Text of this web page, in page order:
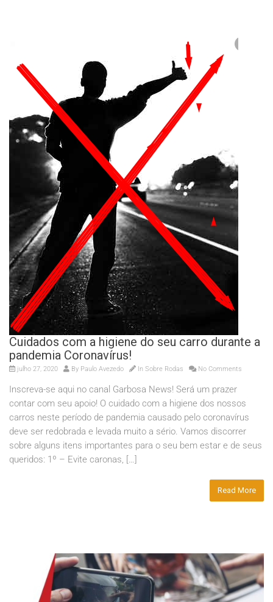
Cuidados com a higiene do seu carro durante a
pandemia Coronavírus!
julho 27, 2020 By Paulo Avezedo In Sobre Rodas No Comments
Inscreva-se aqui no canal Garbosa News! Será um prazer
contar com seu apoio! O cuidado com a higiene dos nossos
carros neste período de pandemia causado pelo coronavírus
deve ser redobrada e levada muito a sério. Vamos discorrer
sobre alguns itens importantes para o seu bem estar e de seus
queridos: 1º – Evite caronas, […]
Read More